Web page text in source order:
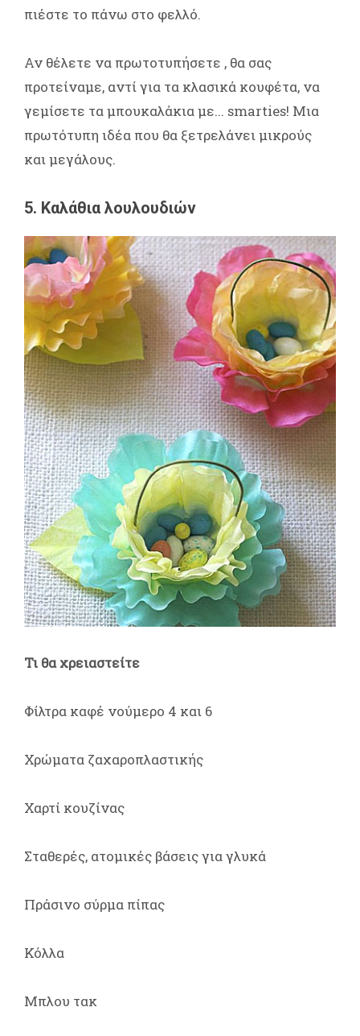
πιέστε το πάνω στο φελλό.
Αν θέλετε να πρωτοτυπήσετε , θα σας
προτείναμε, αντί για τα κλασικά κουφέτα, να
γεμίσετε τα μπουκαλάκια με... smarties! Μια
πρωτότυπη ιδέα που θα ξετρελάνει μικρούς
και μεγάλους.
5. Καλάθια λουλουδιών
Τι θα χρειαστείτε
Φίλτρα καφέ νούμερο 4 και 6
Χρώματα ζαχαροπλαστικής
Χαρτί κουζίνας
Σταθερές, ατομικές βάσεις για γλυκά
Πράσινο σύρμα πίπας
Κόλλα
Μπλου τακ